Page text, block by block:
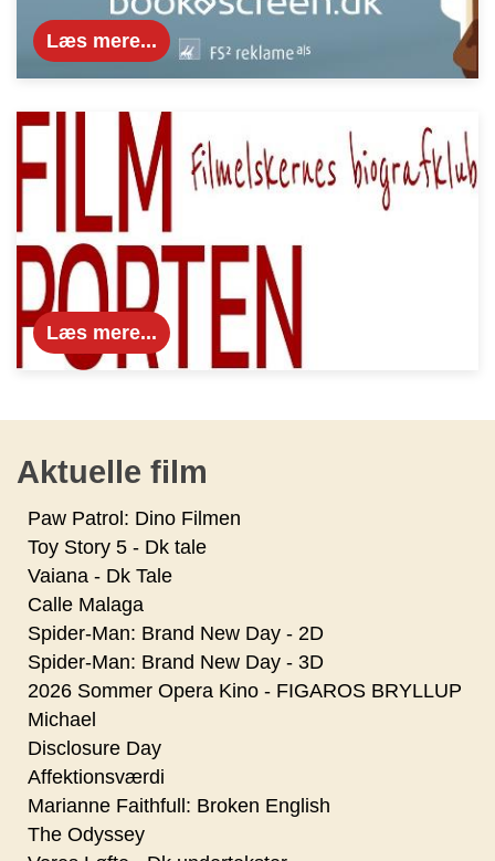
Læs mere...
Læs mere...
Aktuelle film
Paw Patrol: Dino Filmen
Toy Story 5 - Dk tale
Vaiana - Dk Tale
Calle Malaga
Spider-Man: Brand New Day - 2D
Spider-Man: Brand New Day - 3D
2026 Sommer Opera Kino - FIGAROS BRYLLUP
Michael
Disclosure Day
Affektionsværdi
Marianne Faithfull: Broken English
The Odyssey